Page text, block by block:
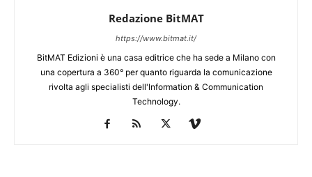
Redazione BitMAT
https://www.bitmat.it/
BitMAT Edizioni è una casa editrice che ha sede a Milano con
una copertura a 360° per quanto riguarda la comunicazione
rivolta agli specialisti dell'lnformation & Communication
Technology.